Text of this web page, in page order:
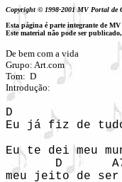
Copyright © 1998-2001 MV Portal de
Esta página é parte integrante de
Este material não pode ser
De bem com a vida
Grupo: Art.com
Tom:  D
D
Eu já fiz de
Eu te dei meu
D
meu jeito de ser